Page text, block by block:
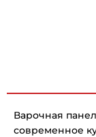
Варочная
современное